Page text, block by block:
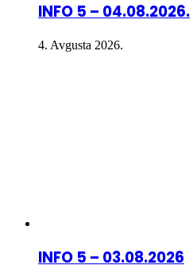
INFO 5 – 04.08.2026.
4. Avgusta 2026.
INFO 5 – 03.08.2026